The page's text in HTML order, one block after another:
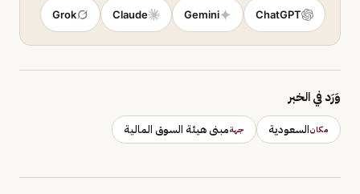
ChatGPT
Gemini
Claude
Grok
وَرَد في الخبر
مكانالسعودية جهةمبنى هيئة السوق المالية